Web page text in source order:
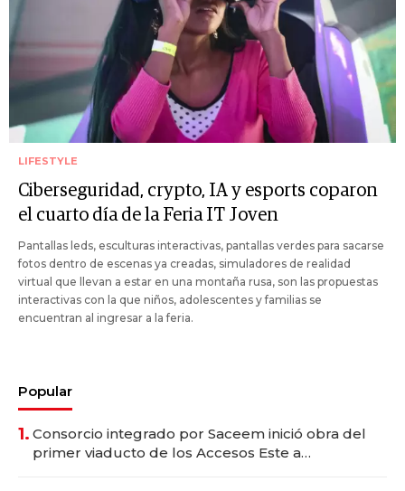
LIFESTYLE
Ciberseguridad, crypto, IA y esports coparon
el cuarto día de la Feria IT Joven
Pantallas leds, esculturas interactivas, pantallas verdes para sacarse
fotos dentro de escenas ya creadas, simuladores de realidad
virtual que llevan a estar en una montaña rusa, son las propuestas
interactivas con la que niños, adolescentes y familias se
encuentran al ingresar a la feria.
Popular
1. Consorcio integrado por Saceem inició obra del
primer viaducto de los Accesos Este a